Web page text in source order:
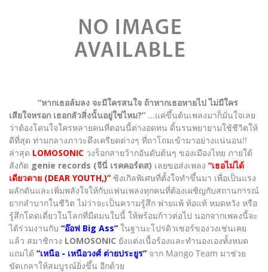
“หากเธอล้มลง จะมีใครสนใจ ถ้าหากเธอหายไป ไม่มีใคร
เสียใจหรอก เธอกลัวสิ่งนั้นอยู่ใช่ไหม?” ...แค่ขึ้นต้นเพลงมาก็มั่นใจเลย
ว่าต้องโดนใจใครหลายคนที่ตอนนี้ต่างอดทน ดิ้นรนพยายามใช้ชีวิตให้
ดีที่สุด ท่ามกลางภาวะตึงเครียดต่างๆ ที่ถาโถมเข้ามาอย่างแน่นอน!!
ล่าสุด LOMOSONIC วงร็อกสายว้ากอันดับต้นๆ ของเมืองไทย ภายใต้
สังกัด genie records (จีนี่ เรคคอร์ดส) เลยขอส่งเพลง “เธอไม่ได้
เดียวดาย (DEAR YOUTH,)” ซิงเกิลพิเศษที่ตั้งใจทำขึ้นมา เพื่อเป็นแรง
ผลักดันและเพิ่มพลังใจให้กับแฟนเพลงทุกคนที่ต้องเผชิญกับสถานการณ์
ยากลำบากในชีวิต ไม่ว่าจะเป็นความรู้สึก พ่ายแพ้ ท้อแท้ หมดหวัง หรือ
รู้สึกโดดเดี่ยวในโลกที่มืดมนใบนี้ ให้พร้อมก้าวต่อไป นอกจากเพลงนี้จะ
ได้ร่วมงานกับ “อ๊อฟ Big Ass” ในฐานะโปรดิวเซอร์ของวงเช่นเคย
แล้ว สมาชิกวง LOMOSONIC ยังแต่งเนื้อร้องและทำนองเองทั้งหมด
แถมได้ “เหนือ - เหนือวงศ์ ต่ายประยูร” จาก Mango Team มาช่วย
ขัดเกลาให้สมบูรณ์ยิ่งขึ้น อีกด้วย